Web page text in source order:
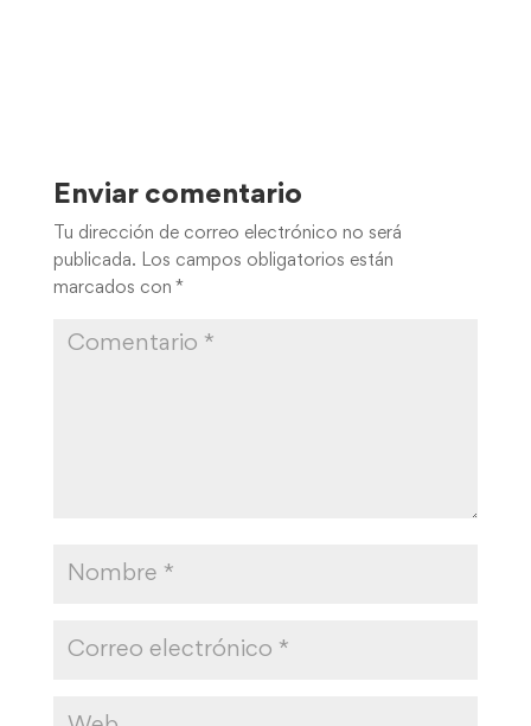
Enviar comentario
Tu dirección de correo electrónico no será
publicada.
Los campos obligatorios están
marcados con *